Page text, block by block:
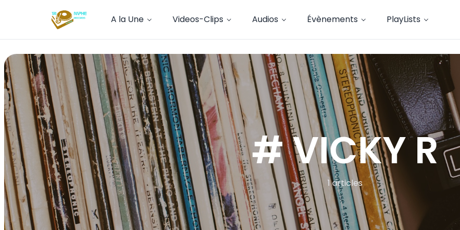
A la Une Videos-Clips Audios Évènements PlayLists
# VICKY R
1 articles